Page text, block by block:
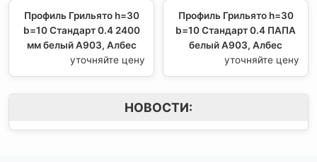
Профиль Грильято h=30
b=10 Стандарт 0.4 2400
мм белый А903, Албес
уточняйте цену
Профиль Грильято h=30
b=10 Стандарт 0.4 ПАПА
белый А903, Албес
уточняйте цену
НОВОСТИ: